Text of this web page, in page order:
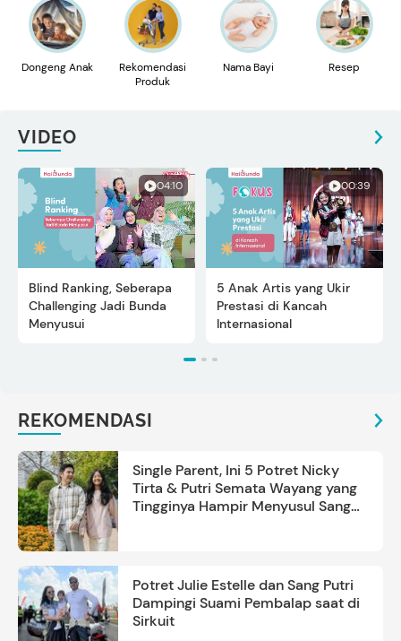
Dongeng Anak
Rekomendasi
Produk
Nama Bayi Resep
VIDEO
04:10
Blind Ranking, Seberapa
Challenging Jadi Bunda
Menyusui
00:39
5 Anak Artis yang Ukir
Prestasi di Kancah
Internasional
REKOMENDASI
Single Parent, Ini 5 Potret Nicky
Tirta & Putri Semata Wayang yang
Tingginya Hampir Menyusul Sang
Potret Julie Estelle dan Sang Putri
Dampingi Suami Pembalap saat di
Sirkuit